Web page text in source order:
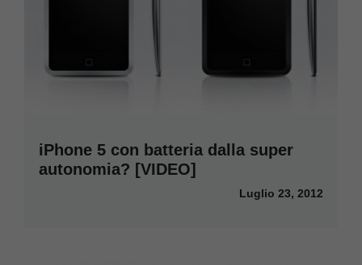
iPhone 5 con batteria dalla super
autonomia? [VIDEO]
Luglio 23, 2012